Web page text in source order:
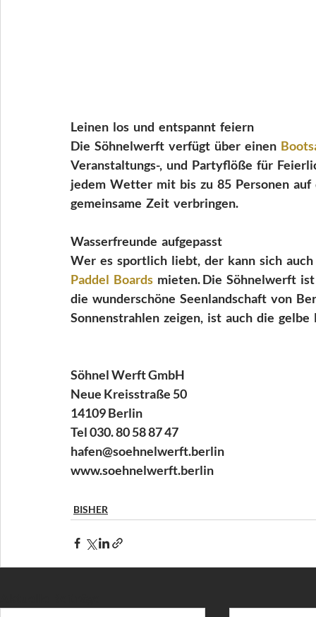
Leinen  los  und  entspannt  feiern
Die  Söhnelwerft  verfügt  über  einen
Veranstaltungs-,  und  Partyflöße  für
jedem  Wetter  mit  bis  zu  85  Personen
gemeinsame  Zeit  verbringen.
Wasserfreunde  aufgepasst
Wer  es  sportlich  liebt,  der  kann  sich
Paddel  Boards mieten. Die  Söhnelwerft
die  wunderschöne  Seenlandschaft  von
Sonnenstrahlen  zeigen,  ist  auch  die
Söhnel Werft GmbH
Neue Kreisstraße 50
14109 Berlin
Tel 030. 80 58 87 47
hafen@soehnelwerft.berlin
www.soehnelwerft.berlin
BISHER